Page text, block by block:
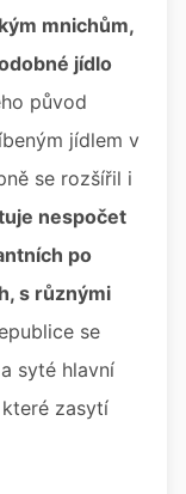
mnichům,
jídlo
původ
jídlem v
se rozšířil i
nespočet
po
s různými
se
syté hlavní
zasytí